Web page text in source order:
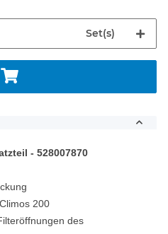
Set(s)
- 528007870
200
des